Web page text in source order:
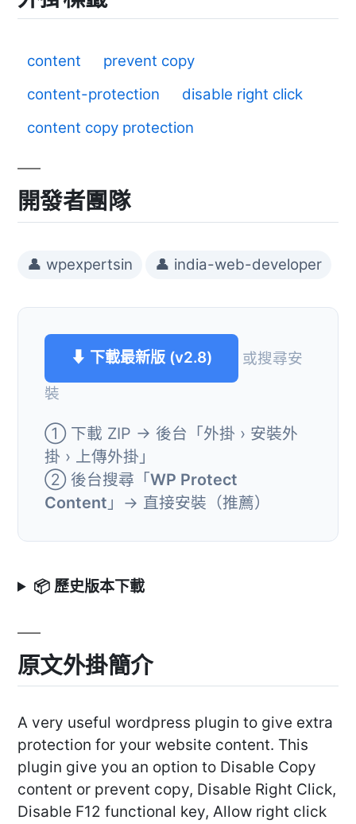
content
prevent copy
content-protection
disable right click
content copy protection
開發者團隊
👤 wpexpertsin 👤 india-web-developer
⬇ 下載最新版 (v2.8)
或搜尋安
裝
① 下載 ZIP → 後台「外掛 › 安裝外
掛 › 上傳外掛」
② 後台搜尋「WP Protect
Content 」→ 直接安裝（推薦）
📦 歷史版本下載
原文外掛簡介
A very useful wordpress plugin to give extra
protection for your website content. This
plugin give you an option to Disable Copy
content or prevent copy, Disable Right Click,
Disable F12 functional key, Allow right click